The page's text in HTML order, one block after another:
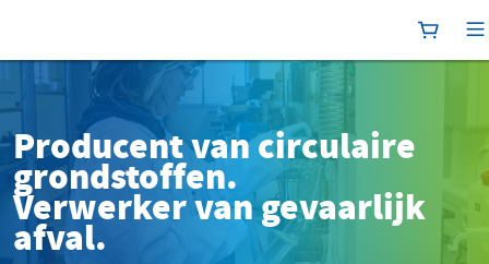
Producent van circulaire
grondstoffen.
Verwerker van gevaarlijk
afval.